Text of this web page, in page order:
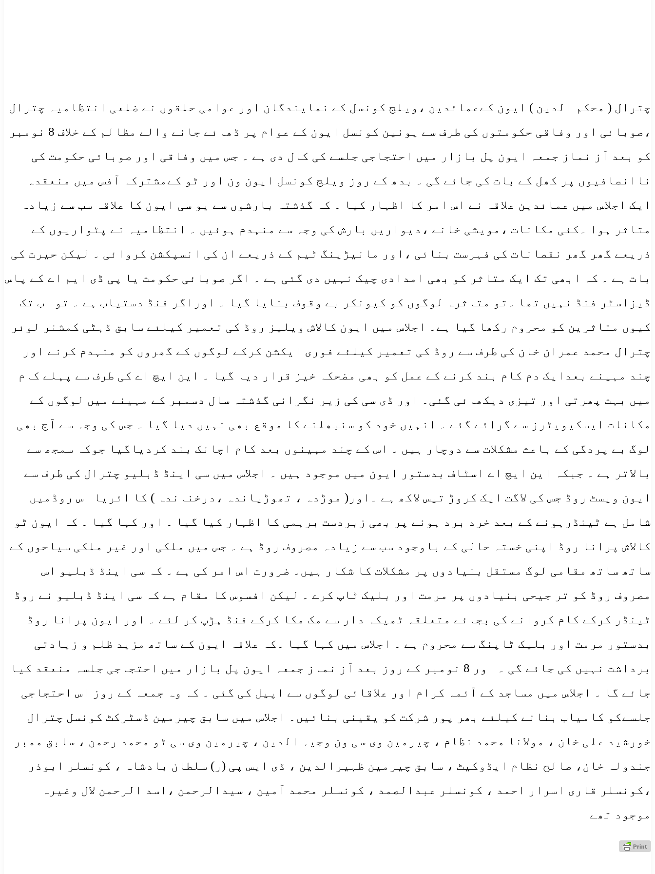
چترال ( محکم الدین ) ایون کےعمائدین ،ویلج کونسل کے نمایندگان اور عوامی حلقوں نے ضلعی انتظامیہ چترال
،صوبائی اور وفاقی حکومتوں کی طرف سے یونین کونسل ایون کے عوام پر ڈھائے جانے والے مظالم کے خلاف 8 نومبر
کو بعد آز نماز جمعہ ایون پل بازار میں احتجاجی جلسے کی کال دی ہے ۔ جس میں وفاقی اور صوبائی حکومت کی
ناانصافیوں پر کھل کے بات کی جائے گی ۔ بدھ کے روز ویلج کونسل ایون ون اور ٹو کےمشترکہ آفس میں منعقدہ
ایک اجلاس میں عمائدین علاقہ نے اس امر کا اظہار کیا ۔ کہ گذشتہ بارشوں سے یو سی ایون کا علاقہ سب سے زیادہ
متاثر ہوا ۔کئی مکانات ،مویشی خانے ،دیواریں بارش کی وجہ سے منہدم ہوئیں ۔ انتظامیہ نے پٹواریوں کے
ذریعے گھر گھر نقصانات کی فہرست بنائی ،اور مانیڑینگ ٹیم کے ذریعے ان کی انسپکشن کروائی ۔ لیکن حیرت کی
بات ہے ۔ کہ ابھی تک ایک متاثر کو بھی امدادی چیک نہیں دی گئی ہے ۔ اگر صوبائی حکومت یا پی ڈی ایم اے کے پاس
ڈیزاسٹر فنڈ نہیں تھا ۔تو متاثرہ لوگوں کو کیونکر بے وقوف بنایا گیا ۔ اوراگر فنڈ دستیاب ہے ۔ تو اب تک
کیوں متاثرین کو محروم رکھا گیا ہے۔ اجلاس میں ایون کالاش ویلیز روڈ کی تعمیر کیلئے سابق ڈہٹی کمشنر لوئر
چترال محمد عمران خان کی طرف سے روڈ کی تعمیر کیلئے فوری ایکشن کرکے لوگوں کے گھروں کو منہدم کرنے اور
چند مہینے بعدایک دم کام بند کرنے کے عمل کو بھی مضحکہ خیز قرار دیا گیا ۔ این ایچ اے کی طرف سے پہلے کام
میں بہت پھرتی اور تیزی دیکھائی گئی۔ اور ڈی سی کی زیر نگرانی گذشتہ سال دسمبر کے مہینے میں لوگوں کے
مکانات ایسکیویٹرز سے گرائے گئے ۔ انہیں خود کو سنبھلنے کا موقع بھی نہیں دیا گیا ۔ جس کی وجہ سے آج بھی
لوگ بے پردگی کے باعث مشکلات سے دوچار ہیں ۔ اس کے چند مہینوں بعد کام اچانک بند کردیاگیا جوکہ سمجھ سے
بالاتر ہے ۔ جبکہ این ایچ اے اسٹاف بدستور ایون میں موجود ہیں ۔ اجلاس میں سی اینڈ ڈبلیو چترال کی طرف سے
ایون ویسٹ روڈ جس کی لاگت ایک کروڑ تیس لاکھ ہے ۔اور( موڑدہ ، تھوڑیاندہ ،درخناندہ ) کا ائریا اس روڈمیں
شامل ہے ٹینڈرہونے کے بعد خرد برد ہونے پر بھی زبردست برہمی کا اظہار کیا گیا ۔ اور کہا گیا ۔ کہ ایون ٹو
کالاش پرانا روڈ اپنی خستہ حالی کے باوجود سب سے زیادہ مصروف روڈ ہے ۔ جس میں ملکی اور غیر ملکی سیاحوں کے
ساتھ ساتھ مقامی لوگ مستقل بنیادوں پر مشکلات کا شکار ہیں۔ ضرورت اس امر کی ہے ۔ کہ سی اینڈ ڈبلیو اس
مصروف روڈ کو تر جیحی بنیادوں پر مرمت اور بلیک ٹاپ کرے ۔ لیکن افسوس کا مقام ہے کہ سی اینڈ ڈبلیو نے روڈ
ٹینڈر کرکے کام کروانے کی بجائے متعلقہ ٹھیکہ دار سے مک مکا کرکے فنڈ ہڑپ کر لئے ۔ اور ایون پرانا روڈ
بدستور مرمت اور بلیک ٹاپنگ سے محروم ہے ۔ اجلاس میں کہا گیا ۔کہ علاقہ ایون کے ساتھ مزید ظلم و زیادتی
برداشت نہیں کی جائے گی ۔ اور 8 نومبر کے روز بعد آز نماز جمعہ ایون پل بازار میں احتجاجی جلسہ منعقد کیا
جائے گا ۔ اجلاس میں مساجد کے آئمہ کرام اور علاقائی لوگوں سے اپیل کی گئی ۔ کہ وہ جمعہ کے روز اس احتجاجی
جلسےکو کامیاب بنانے کیلئے بھر پور شرکت کو یقینی بنائیں۔ اجلاس میں سابق چیرمین ڈسٹرکٹ کونسل چترال
خورشید علی خان ، مولانا محمد نظام ، چیرمین وی سی ون وجیہ الدین ، چیرمین وی سی ٹو محمد رحمن ، سابق ممبر
جندولہ خان، صالح نظام ایڈوکیٹ ، سابق چیرمین ظہیرالدین ، ڈی ایس پی (ر) سلطان بادشاہ ، کونسلر ابوذر
،کونسلر قاری اسرار احمد ، کونسلر عبدالصمد ، کونسلر محمد آمین ، سیدالرحمن ،اسد الرحمن لال وغیرہ
موجود تھے